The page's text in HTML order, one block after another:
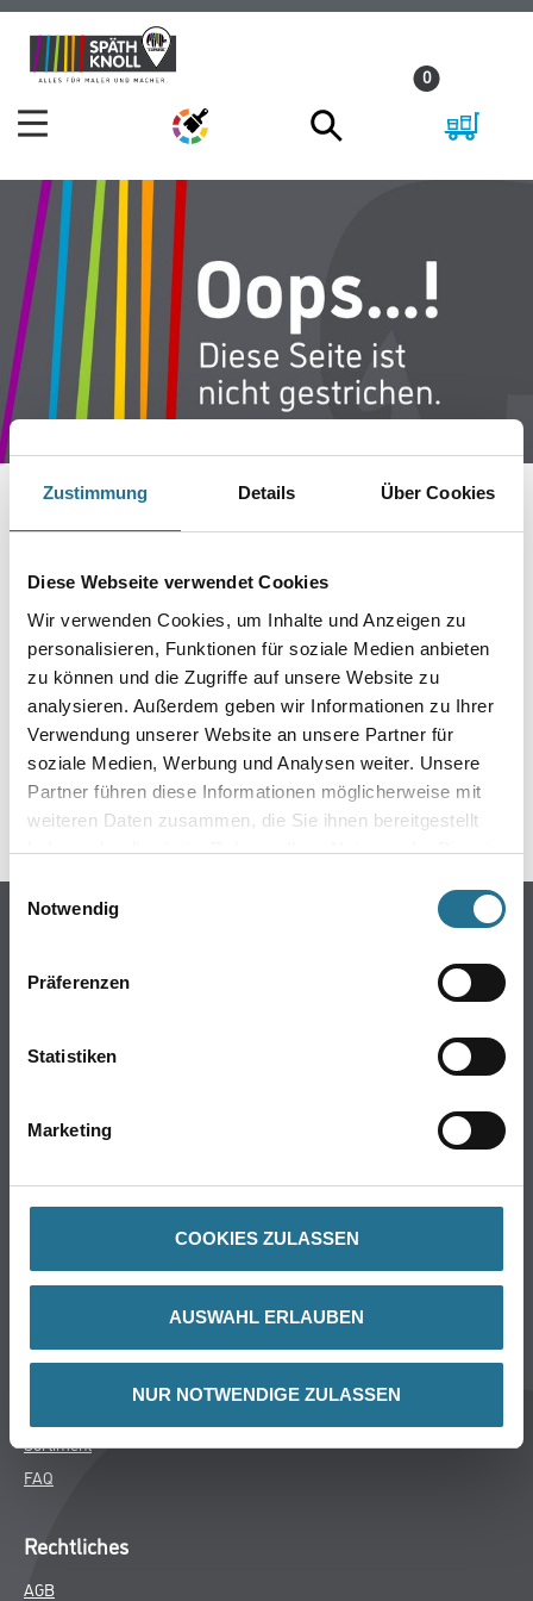
Zustimmung Details Über Cookies
Diese Webseite verwendet Cookies
Wir verwenden Cookies, um Inhalte und Anzeigen zu
personalisieren, Funktionen für soziale Medien anbieten
zu können und die Zugriffe auf unsere Website zu
analysieren. Außerdem geben wir Informationen zu Ihrer
Verwendung unserer Website an unsere Partner für
soziale Medien, Werbung und Analysen weiter. Unsere
Partner führen diese Informationen möglicherweise mit
weiteren Daten zusammen, die Sie ihnen bereitgestellt
haben oder die sie im Rahmen Ihrer Nutzung der Dienste
Einwilligungsauswahl
Notwendig
Präferenzen
Statistiken
Marketing
COOKIES ZULASSEN
AUSWAHL ERLAUBEN
NUR NOTWENDIGE ZULASSEN
Zum
Inhalt
Zum
Navigationsmenü
0
IST AUFGETRETEN
Keine Sorge, wir pinseln schon an der Lösung und
werden das Problem so schnell wie möglich beheben.
Erkunden Sie in der Zwischenzeit unseren Online-Shop
und lassen Sie sich inspirieren.
ZURÜCK ZUM ONLINE-SHOP
Online-Shop
Putze- und Spachtelmassen
Wand- & Deckenbeläge
Späth Knoll GmbH
Aktuelles
Sortiment
FAQ
Rechtliches
AGB